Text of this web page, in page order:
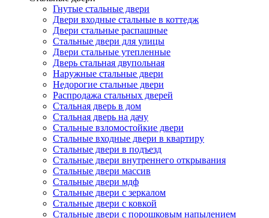
Гнутые стальные двери
Двери входные стальные в коттедж
Двери стальные распашные
Стальные двери для улицы
Двери стальные утепленные
Дверь стальная двупольная
Наружные стальные двери
Недорогие стальные двери
Распродажа стальных дверей
Стальная дверь в дом
Стальная дверь на дачу
Стальные взломостойкие двери
Стальные входные двери в квартиру
Стальные двери в подъезд
Стальные двери внутреннего открывания
Стальные двери массив
Стальные двери мдф
Стальные двери с зеркалом
Стальные двери с ковкой
Стальные двери с порошковым напылением